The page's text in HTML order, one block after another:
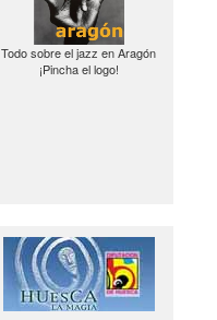
Todo sobre el jazz en Aragón
¡Pincha el logo!